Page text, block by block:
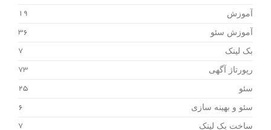
آموزش 19
آموزش سئو 36
بک لینک 7
رپورتاژ آگهی 73
سئو 25
سئو و بهینه سازی 6
ساخت بک لینک 7